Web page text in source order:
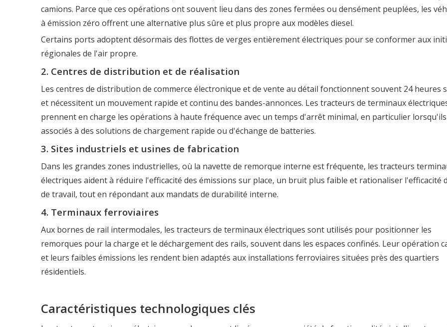
camions. Parce que ces opérations ont souvent lieu dans des zones fermées ou densément peuplées, les
à émission zéro offrent une alternative plus sûre et plus propre aux modèles diesel.
Certains ports adoptent désormais des flottes de verges entièrement électriques pour se conformer aux
régionales de l'air propre.
2. Centres de distribution et de réalisation
Les centres de distribution de commerce électronique et de vente au détail fonctionnent souvent 24 heures
et nécessitent un mouvement rapide et continu des bandes-annonces. Les tracteurs de terminaux
prennent en charge les opérations à haute fréquence avec un temps d'arrêt minimal, en particulier
associés à des solutions de chargement rapide ou d'échange de batteries.
3. Sites industriels et usines de fabrication
Dans les grandes zones industrielles, où la navette de remorque interne est fréquente, les tracteurs
électriques aident à réduire l'efficacité des émissions sur place, un bruit plus faible et rationaliser l'efficacité
de travail, tout en répondant aux mandats de durabilité interne.
4. Terminaux ferroviaires
Aux bornes de rail intermodales, les tracteurs de terminaux électriques sont utilisés pour positionner les
remorques pour la charge et le déchargement des rails, souvent dans les espaces confinés. Leur opération
et leurs faibles émissions les rendent bien adaptés aux installations ferroviaires situées près des quartiers
résidentiels.
Caractéristiques technologiques clés